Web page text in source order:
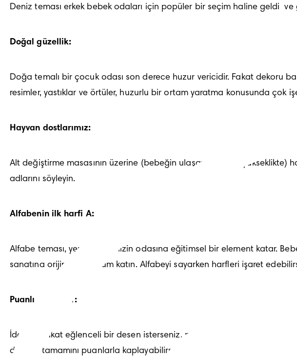
Deniz teması erkek bebek odaları için popüler bir seçim haline geldi
Doğal güzellik:
Doğa temalı bir çocuk odası son derece huzur vericidir. Fakat dekoru
resimler, yastıklar ve örtüler, huzurlu bir ortam yaratma konusunda çok
Hayvan dostlarımız:
Alt değiştirme masasının üzerine (bebeğin ulaşamayacağı yükseklikte)
adlarını söyleyin.
Alfabenin ilk harfi A:
Alfabe teması, yeni bebeğinizin odasına eğitimsel bir element katar.
sanatına orijinal bir yorum katın. Alfabeyi sayarken harfleri işaret
Puanlı bir dekor:
İddiasız fakat eğlenceli bir desen isterseniz, puanlar iyi bir seçenektir.
duvarın tamamını puanlarla kaplayabilirsiniz!